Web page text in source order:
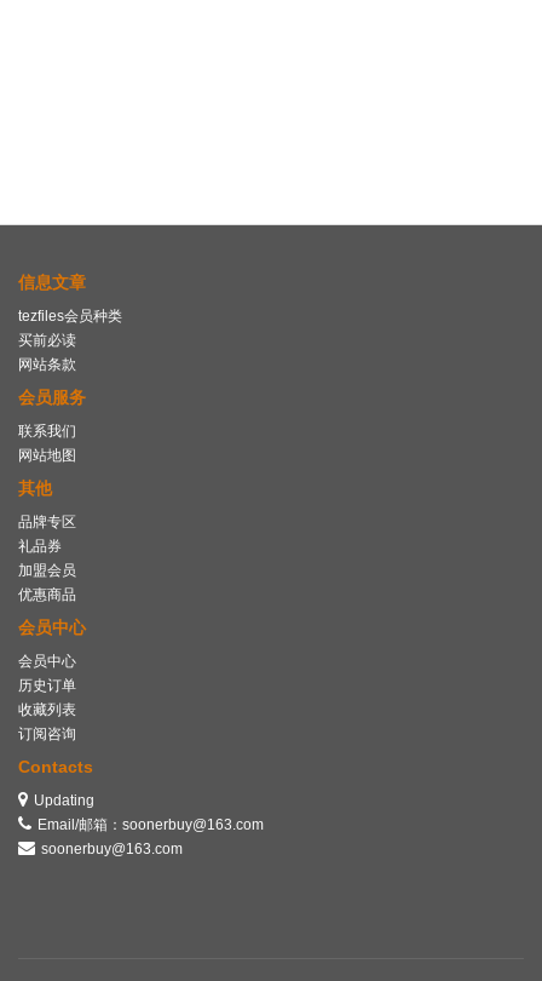
信息文章
tezfiles会员种类
买前必读
网站条款
会员服务
联系我们
网站地图
其他
品牌专区
礼品券
加盟会员
优惠商品
会员中心
会员中心
历史订单
收藏列表
订阅咨询
Contacts
Updating
Email/邮箱：soonerbuy@163.com
soonerbuy@163.com